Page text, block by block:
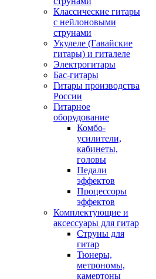
Классические гитары
с нейлоновыми
струнами
Укулеле (Гавайские
гитары) и гиталеле
Электрогитары
Бас-гитары
Гитары производства
России
Гитарное
оборудование
Комбо-
усилители,
кабинеты,
головы
Педали
эффектов
Процессоры
эффектов
Комплектующие и
аксессуары для гитар
Струны для
гитар
Тюнеры,
метрономы,
камертоны